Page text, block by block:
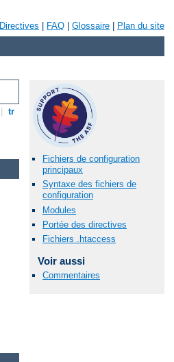
Directives FAQ Glossaire Plan du site
tr
Fichiers de configuration
principaux
Syntaxe des fichiers de
configuration
Modules
Portée des directives
Fichiers .htaccess
Voir aussi
Commentaires